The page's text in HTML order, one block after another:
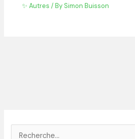
✨ Autres / By Simon Buisson